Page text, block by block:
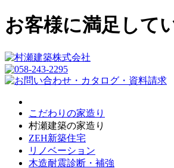
お客様に満足して
こだわりの家造り
村瀬建築の家造り
ZEH新築住宅
リノベーション
木造耐震診断・補強